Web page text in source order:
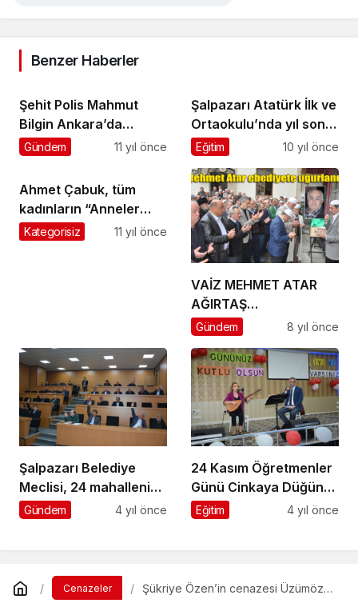
Benzer Haberler
Şehit Polis Mahmut
Bilgin Ankara’da
toprağa verildi
Gündem 11 yıl önce
Şalpazarı Atatürk İlk ve
Ortaokulu’nda yıl sonu
programı düzenlendi
Eğitim 10 yıl önce
Ahmet Çabuk, tüm
kadınların “Anneler
Gününü” kutladı
Kategorisiz 11 yıl önce
VAİZ MEHMET ATAR
AĞIRTAŞ
MAHALLESİ’NDE
Gündem 8 yıl önce
Şalpazarı Belediye
Meclisi, 24 mahallenin
kırsal mahalle olmasını
Gündem 4 yıl önce
24 Kasım Öğretmenler
Günü Cinkaya Düğün
Salonunda kutlandı
Eğitim 4 yıl önce
Cenazeler
Şükriye Özen’in cenazesi Üzümözü